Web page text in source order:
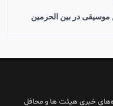
در بین الحرمین
خبری هیئت ها و محافل